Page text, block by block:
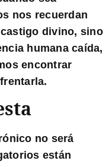
nos recuerdan
divino, sino
humana caída,
encontrar
no será
están